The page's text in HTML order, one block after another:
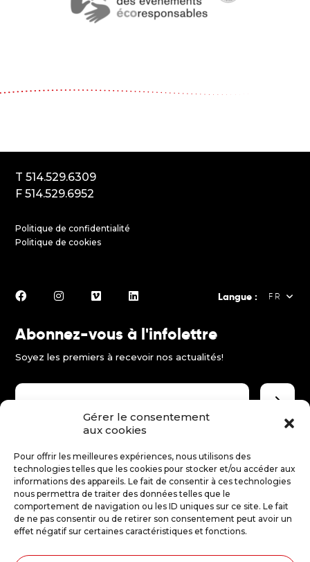
Gérer le consentement
aux cookies
Pour offrir les meilleures expériences, nous utilisons des
technologies telles que les cookies pour stocker et/ou accéder aux
informations des appareils. Le fait de consentir à ces technologies
nous permettra de traiter des données telles que le
comportement de navigation ou les ID uniques sur ce site. Le fait
de ne pas consentir ou de retirer son consentement peut avoir un
effet négatif sur certaines caractéristiques et fonctions.
T 514.529.6309
F 514.529.6952
Politique de confidentialité
Politique de cookies
Langue : FR
ES
Abonnez-vous à l'infolettre
Soyez les premiers à recevoir nos actualités!
Faire un don
Merci d'encourager le théâtre jeune public!
Faire un don